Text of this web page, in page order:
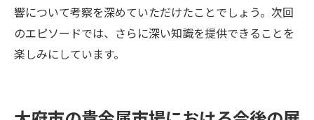
響について考察を深めていただけたことでしょう。次回
のエピソードでは、さらに深い知識を提供できることを
楽しみにしています。